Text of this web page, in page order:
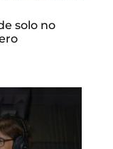
solo no